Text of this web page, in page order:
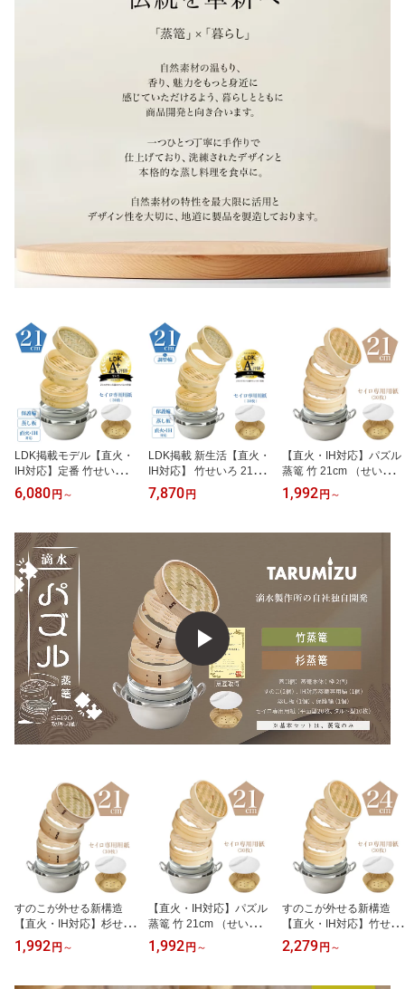
LDK掲載モデル【直火・
IH対応】定番 竹せいろ 1
8cm 21cm 2段 大容量 深
型 蒸篭 蒸篭専用鍋 せい
人仕上げ 天然竹 蒸し料
理 蒸し野菜 ギフト 贈り
物 蒸し器 本格蒸し鍋セ
ット【当店リピート率 N
o.1】レビュー特典 30%
OFFクーポン
6,080 円 ～
LDK掲載 新生活【直火・
IH対応】 竹せいろ 21cm
せいろ紙（30枚） 初心
者 本格蒸し鍋セット _ 滴
いろ 2段 受け台 蒸篭 蒸
り物 蒸し器（蒸し板+保
護輪+調整輪）レビュー
特典 30%OFFクーポン
7,870 円
【直火・IH対応】パズル
蒸篭 竹 21cm （せいろ紙
30枚+レシピ付き）本格
蒸し鍋セット_ 滴水製作
量 深型 新感覚 せいろ 2
フト 贈り物 蒸し器 レビ
ュー特典 30%OFFクーポ
ン
1,992 円 ～
すのこが外せる新構造
【直火・IH対応】杉せい
ろ 21cm 2段 蒸し器 深型
大容量 蒸し鍋セット せ
蒸篭 2WAY調理 蒸篭 ギ
1,992 円 ～
【直火・IH対応】パズル
蒸篭 竹 21cm （せいろ紙
30枚+レシピ付き）本格
蒸し鍋セット_ 滴水製作
量 深型 新感覚 せいろ 2
1,992 円 ～
すのこが外せる新構造
【直火・IH対応】竹せい
ろ 24cm 深型 2段 蒸し鍋
セット（せいろ紙 30
ズル蒸篭 竹 蒸籠 ギフト
2,279 円 ～